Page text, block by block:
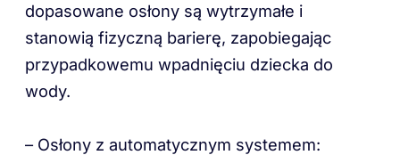
dopasowane osłony są wytrzymałe i
stanowią fizyczną barierę, zapobiegając
przypadkowemu wpadnięciu dziecka do
wody.
– Osłony z automatycznym systemem: